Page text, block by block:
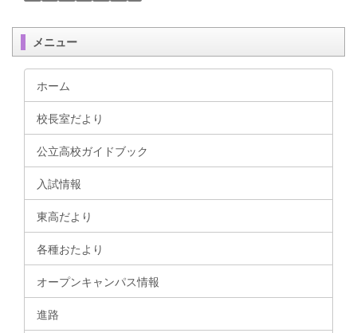
メニュー
ホーム
校長室だより
公立高校ガイドブック
入試情報
東高だより
各種おたより
オープンキャンパス情報
進路